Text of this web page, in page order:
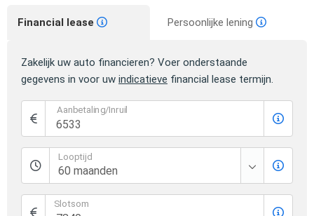
Financial lease Persoonlijke lening
Zakelijk uw auto financieren? Voer onderstaande
gegevens in voor uw indicatieve financial lease termijn.
Aanbetaling/Inruil
Looptijd
Slotsom